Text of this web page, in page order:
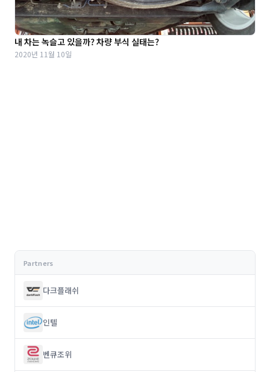
내 차는 녹슬고 있을까? 차량 부식 실태는?
2020년 11월 10일
다크플래쉬
인텔
벤큐조위